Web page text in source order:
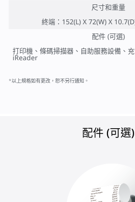
尺寸和重量
終端：152(L) X 72(W) X
配件 (可選)
打印機、條碼掃描器、自助服務設備、
iReader
*以上規格如有更改，恕不另行通知。
配件 (可選)